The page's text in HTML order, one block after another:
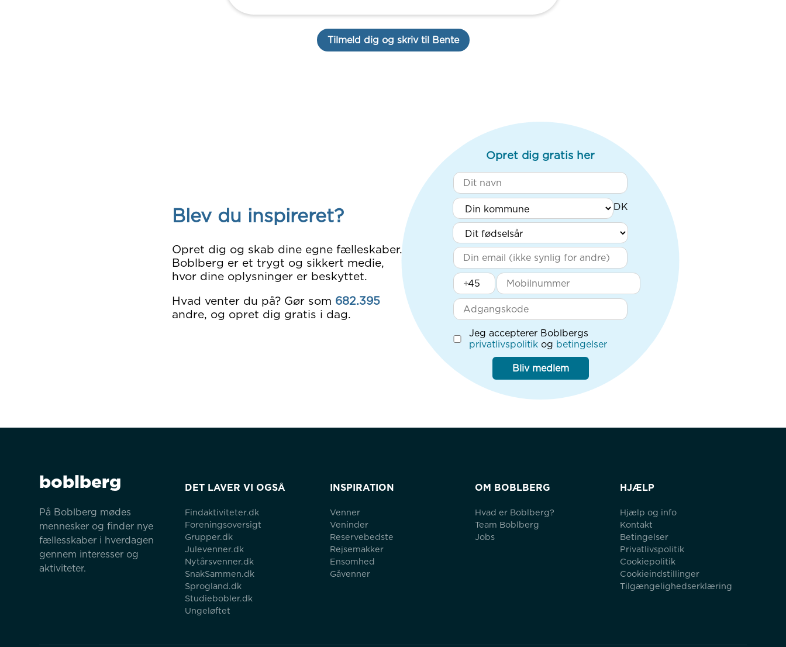
Tilmeld dig og skriv til Bente
Blev du inspireret?
Opret dig og skab dine egne fælleskaber.
Boblberg er et trygt og sikkert medie,
hvor dine oplysninger er beskyttet.
Hvad venter du på? Gør som 682.395
andre, og opret dig gratis i dag.
Opret dig gratis her
+
Jeg accepterer Boblbergs
privatlivspolitik og betingelser
Bliv medlem
boblberg
På Boblberg mødes
mennesker og finder nye
fællesskaber i hverdagen
gennem interesser og
aktiviteter.
DET LAVER VI OGSÅ
Findaktiviteter.dk
Foreningsoversigt
Grupper.dk
Julevenner.dk
Nytårsvenner.dk
SnakSammen.dk
Sprogland.dk
Studiebobler.dk
Ungeløftet
INSPIRATION
Venner
Veninder
Reservebedste
Rejsemakker
Ensomhed
Gåvenner
OM BOBLBERG
Hvad er Boblberg?
Team Boblberg
Jobs
HJÆLP
Hjælp og info
Kontakt
Betingelser
Privatlivspolitik
Cookiepolitik
Cookieindstillinger
Tilgængelighedserklæring